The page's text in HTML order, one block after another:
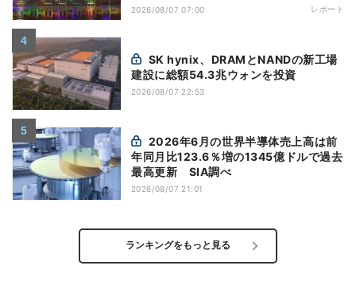
2026/08/07 07:00 レポート
建設に総額54.3兆ウォンを投資
2026/08/07 22:53
年同月比123.6％増の1345億ドルで過去
最高更新 SIA調べ
2026/08/07 21:01
ランキングをもっと見る